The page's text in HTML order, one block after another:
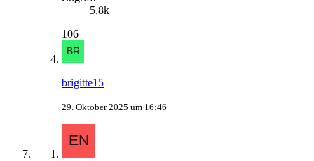
5,8k
106
brigitte15
29. Oktober 2025 um 16:46